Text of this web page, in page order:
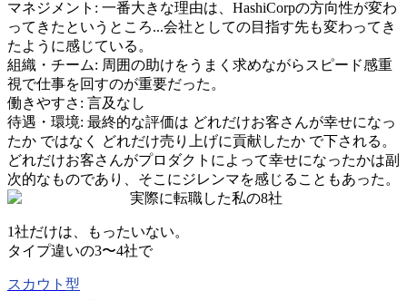
マネジメント : 一番大きな理由は、HashiCorpの方向性が変わ
ってきたというところ...会社としての目指す先も変わってき
たように感じている。
組織・チーム: 周囲の助けをうまく求めながらスピード感重
視で仕事を回すのが重要だった。
働きやすさ : 言及なし
待遇・環境: 最終的な評価は どれだけお客さんが幸せになっ
たか ではなく どれだけ売り上げに貢献したか で下される。
どれだけお客さんがプロダクトによって幸せになったかは副
次的なものであり、そこにジレンマを感じることもあった。
実際に転職した私の8社
1社だけは、もったいない。
タイプ違いの3〜4社で
スカウト型